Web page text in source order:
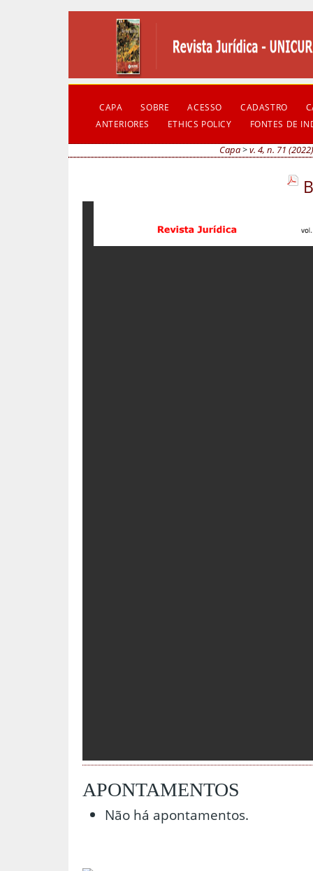
CAPA SOBRE ACESSO CADASTRO
ANTERIORES
ETHICS POLICY FONTES DE
Capa>v. 4, n. 71 (2022)
APONTAMENTOS
Não há apontamentos.